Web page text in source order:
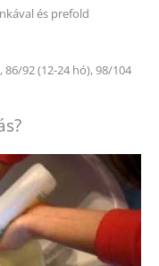
és prefold
86/92 (12-24 hó), 98/104